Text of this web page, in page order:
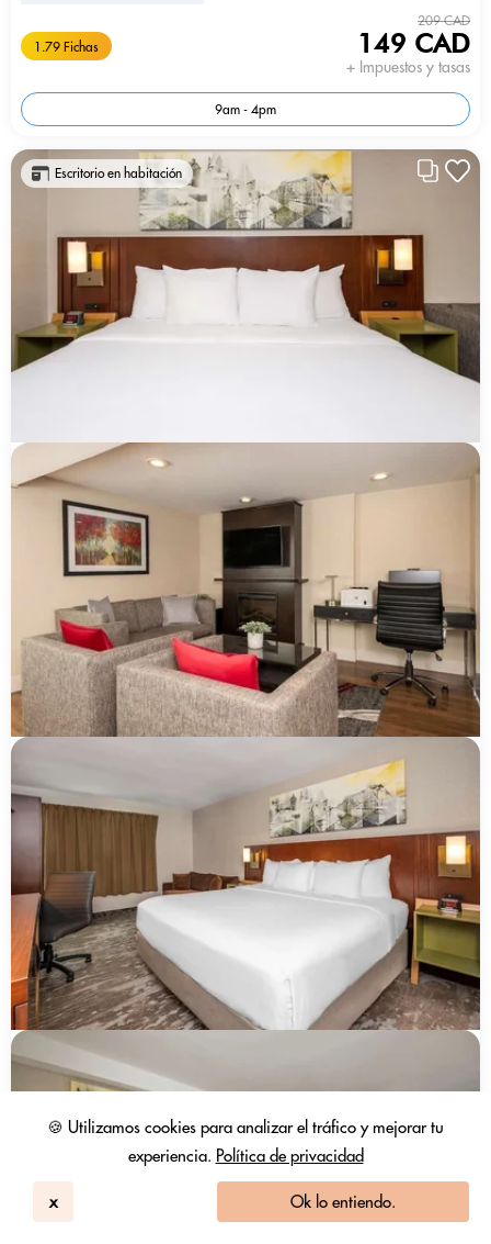
🍪 Utilizamos cookies para analizar el tráfico y mejorar tu
experiencia. Política de privacidad
x Ok lo entiendo.
1.79 Fichas
209 CAD
149 CAD
+ Impuestos y tasas
9am - 4pm
Escritorio en habitación